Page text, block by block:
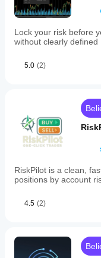
Lock your risk before
without clearly defined
5.0 (2)
RiskPilot is a clean,
positions by account
4.5 (2)